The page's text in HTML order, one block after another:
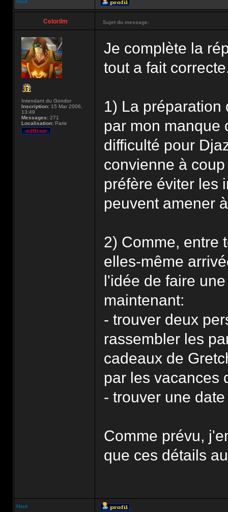
Haut
Celorilm Sujet du message:
Intendant du Gondor
Inscription: 15 Mar 2006,
13:49
Messages: 271
Localisation: Paris
Je complète la
tout a fait
1) La préparation
par mon manque
difficulté pour
convienne à
préfère éviter les
peuvent amener
2) Comme, entre
elles-même
l'idée de faire
maintenant:
- trouver deux
rassembler les
cadeaux de
par les vacances
- trouver une
Comme prévu,
que ces détails
Haut